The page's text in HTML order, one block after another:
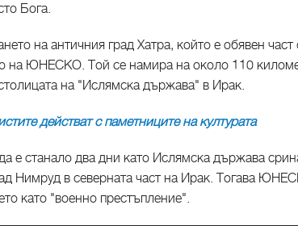
Бога.
на античния град Хатра, който е обявен част
на ЮНЕСКО. Той се намира на около 110
на "Ислямска държава" в Ирак.
действат с паметниците на културата
е станало два дни като Ислямска държава
Нимруд в северната част на Ирак. Тогава
като "военно престъпление".